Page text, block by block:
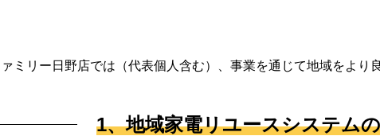
ミリー日野店では（代表個人含む）、事業を通じて地域をより
1、地域家電リユースシステム